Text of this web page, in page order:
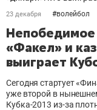
23 декабря #волейбол
Непобедимое
«Факел» и
выиграет
Сегодня стартует
уже второй в
Кубка-2013 из-за